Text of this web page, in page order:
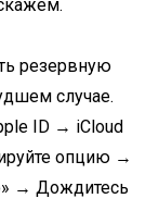
резервную
случае.
ID → iCloud
опцию →
→ Дождитесь